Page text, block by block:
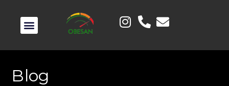
Blog